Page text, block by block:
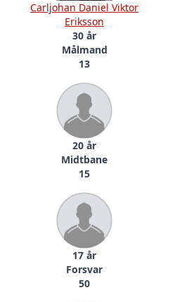
Carljohan Daniel Viktor
Eriksson
30 år
Målmand
13
20 år
Midtbane
15
17 år
Forsvar
50